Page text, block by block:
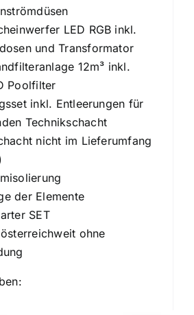
LED RGB inkl.
und Transformator
12m³ inkl.
Poolfilter
inkl. Entleerungen für
Technikschacht
nicht im Lieferumfang
der Elemente
SET
ohne